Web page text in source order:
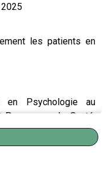
les patients en
en Psychologie au
Processus de Santé,